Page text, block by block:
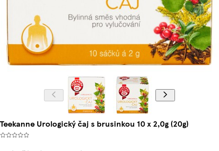
Teekanne Urologický čaj s brusinkou 10 x 2,0g (20g)